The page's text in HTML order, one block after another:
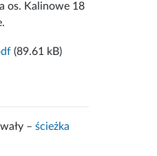
os. Kalinowe 18
(89.61 kB)
–ścieżka